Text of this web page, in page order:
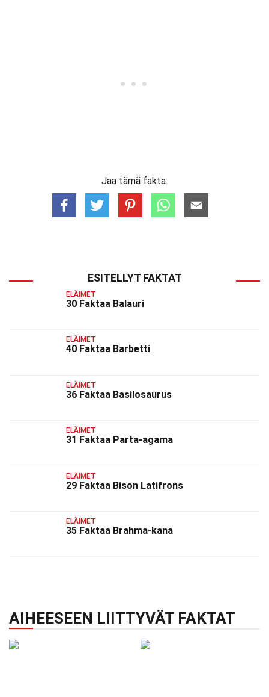
Jaa tämä fakta:
ESITELLYT FAKTAT
ELÄIMET
30 Faktaa Balauri
ELÄIMET
40 Faktaa Barbetti
ELÄIMET
36 Faktaa Basilosaurus
ELÄIMET
31 Faktaa Parta-agama
ELÄIMET
29 Faktaa Bison Latifrons
ELÄIMET
35 Faktaa Brahma-kana
AIHEESEEN LIITTYVÄT FAKTAT